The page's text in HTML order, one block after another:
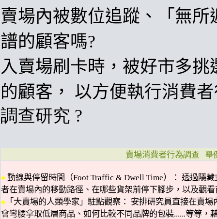
賣場內被數位追蹤 、
「無
譜的顧客嗎?
入賣場刷卡時，被好市多挑
的顧客 ， 以方便執行消費
調查研究 ?
賣場消費者行為調查 舉
♠ 動線與停留時間（Foot Traffic & Dwell Time）： 透過隱藏
者在賣場內的移動路徑、在哪些貨架前停下腳步，以及觀
♠ 「大賣場的人類學家」駐點觀察：
安排研究員直接在賣場
會彎腰拿取低層商品、如何比較不同品牌的包裝......等等，